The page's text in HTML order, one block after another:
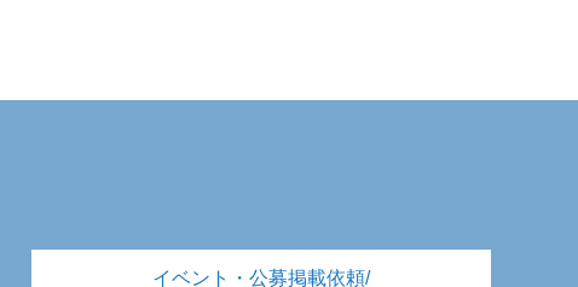
イベント・公募掲載依頼/